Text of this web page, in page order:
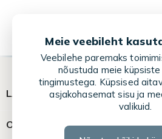
LASTE LEMMIKUD
OSTUABI
Meie veebileht
Veebilehe paremaks
nõustuda meie
tingimustega. Küpsised
asjakohasemat sisu ja
valikuid.